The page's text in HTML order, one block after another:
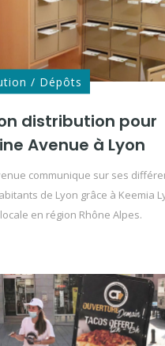
/ Dépôts
distribution pour
Avenue à Lyon
communique sur ses
de Lyon grâce à Keemia
en région Rhône Alpes.